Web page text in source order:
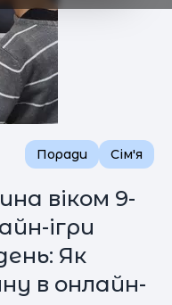
Поради Сім'я
віком 9-
ігри
Як
в онлайн-